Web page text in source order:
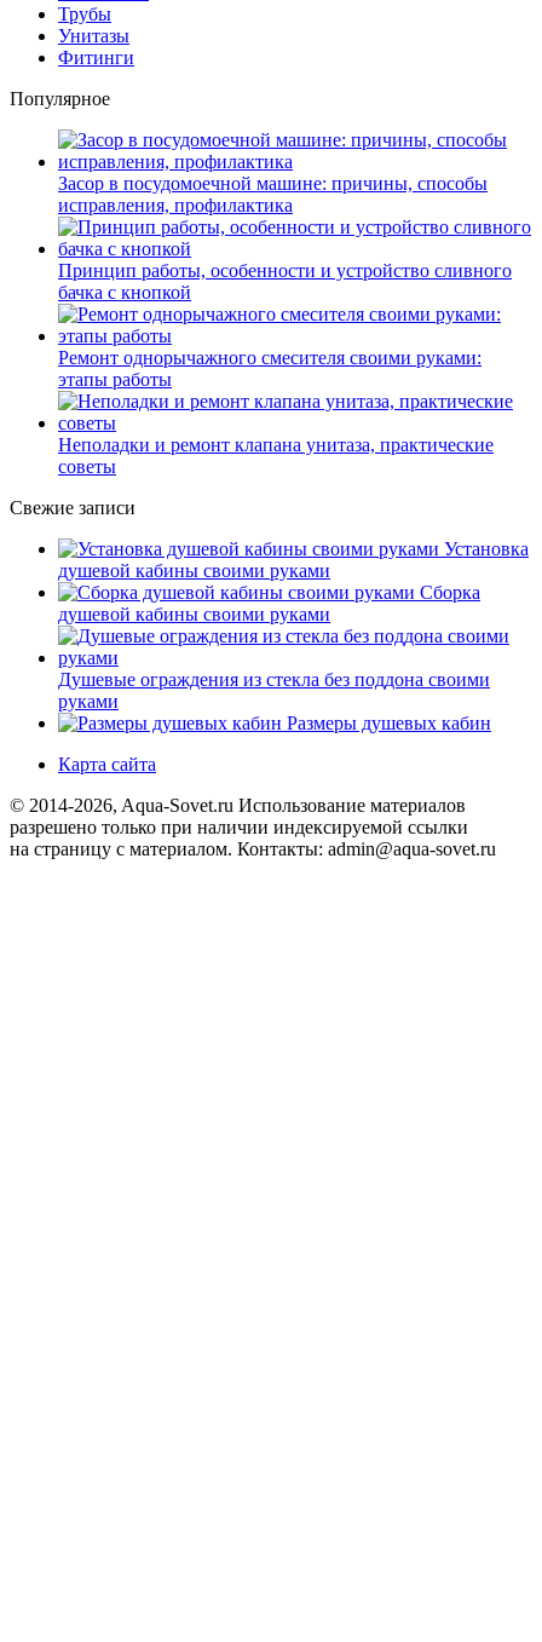
Трубы
Унитазы
Фитинги
Популярное
Засор в посудомоечной машине: причины, способы
исправления, профилактика
Принцип работы, особенности и устройство сливного
бачка с кнопкой
Ремонт однорычажного смесителя своими руками:
этапы работы
Неполадки и ремонт клапана унитаза, практические
советы
Свежие записи
Установка
душевой кабины своими руками
Сборка
душевой кабины своими руками
Душевые ограждения из стекла без поддона своими
руками
Размеры душевых кабин
Карта сайта
© 2014-2026, Aqua-Sovet.ru Использование материалов
разрешено только при наличии индексируемой ссылки
на страницу с материалом. Контакты: admin@aqua-sovet.ru